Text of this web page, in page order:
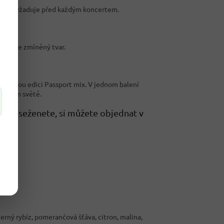
vyžaduje před každým koncertem.
výše zmíněný tvar.
edici Passport mix. V jednom balení
světě.
neseženete, si můžete objednat v
rybíz, pomerančová šťáva, citron, malina,